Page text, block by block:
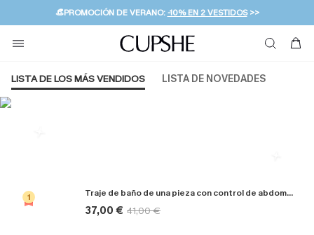
👒PROMOCIÓN DE VERANO:-10% EN 2 VESTIDOS>>
💌¡SUSCRIBIRSE & GANAR -10% EXTRA!
🚚ENVÍO GRATUITO A PARTIR DE 49 € >>
LISTA DE LOS MÁS VENDIDOS LISTA DE NOVEDADES
1 Traje de baño de una pieza con control de abdomen Sagitario
37,00 € 41,00 €